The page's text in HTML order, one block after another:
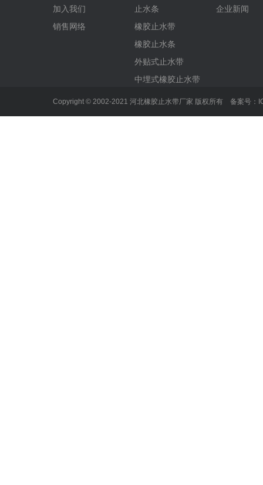
加入我们
销售网络
止水条
橡胶止水带
橡胶止水条
外贴式止水带
中埋式橡胶止水带
企业新闻
Copyright © 2002-2021 河北橡胶止水带厂家 版权所有 备案号：